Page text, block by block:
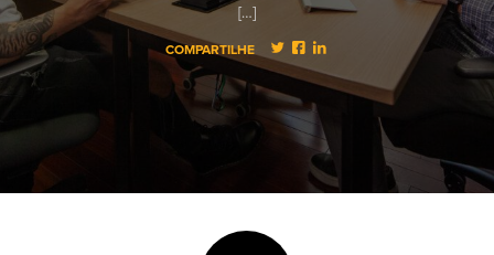
[…]
COMPARTILHE